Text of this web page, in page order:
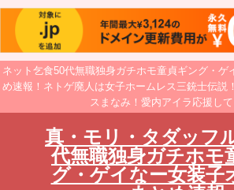
ネット乞食50代無職独身ガチホモ童貞ギング・ゲ
め速報！ネトゲ廃人は女子ホームレス三銃士伝説
スまなみ！愛内アイラ応援して
真・モリ・タダッフ
代無職独身ガチホモ
グ・ゲイなー女装子